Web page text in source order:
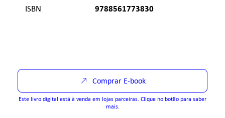
ISBN 9788561773830
Comprar E-book
Este livro digital está à venda em lojas parceiras. Clique no botão para saber
mais.